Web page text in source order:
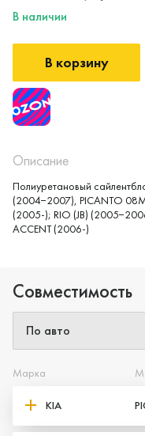
В наличии
В корзину
Описание
Полиуретановый
(2004−2007), PICANTO
(2005-); RIO (JB)
ACCENT (2006-)
Совместимость
Марка
KIA